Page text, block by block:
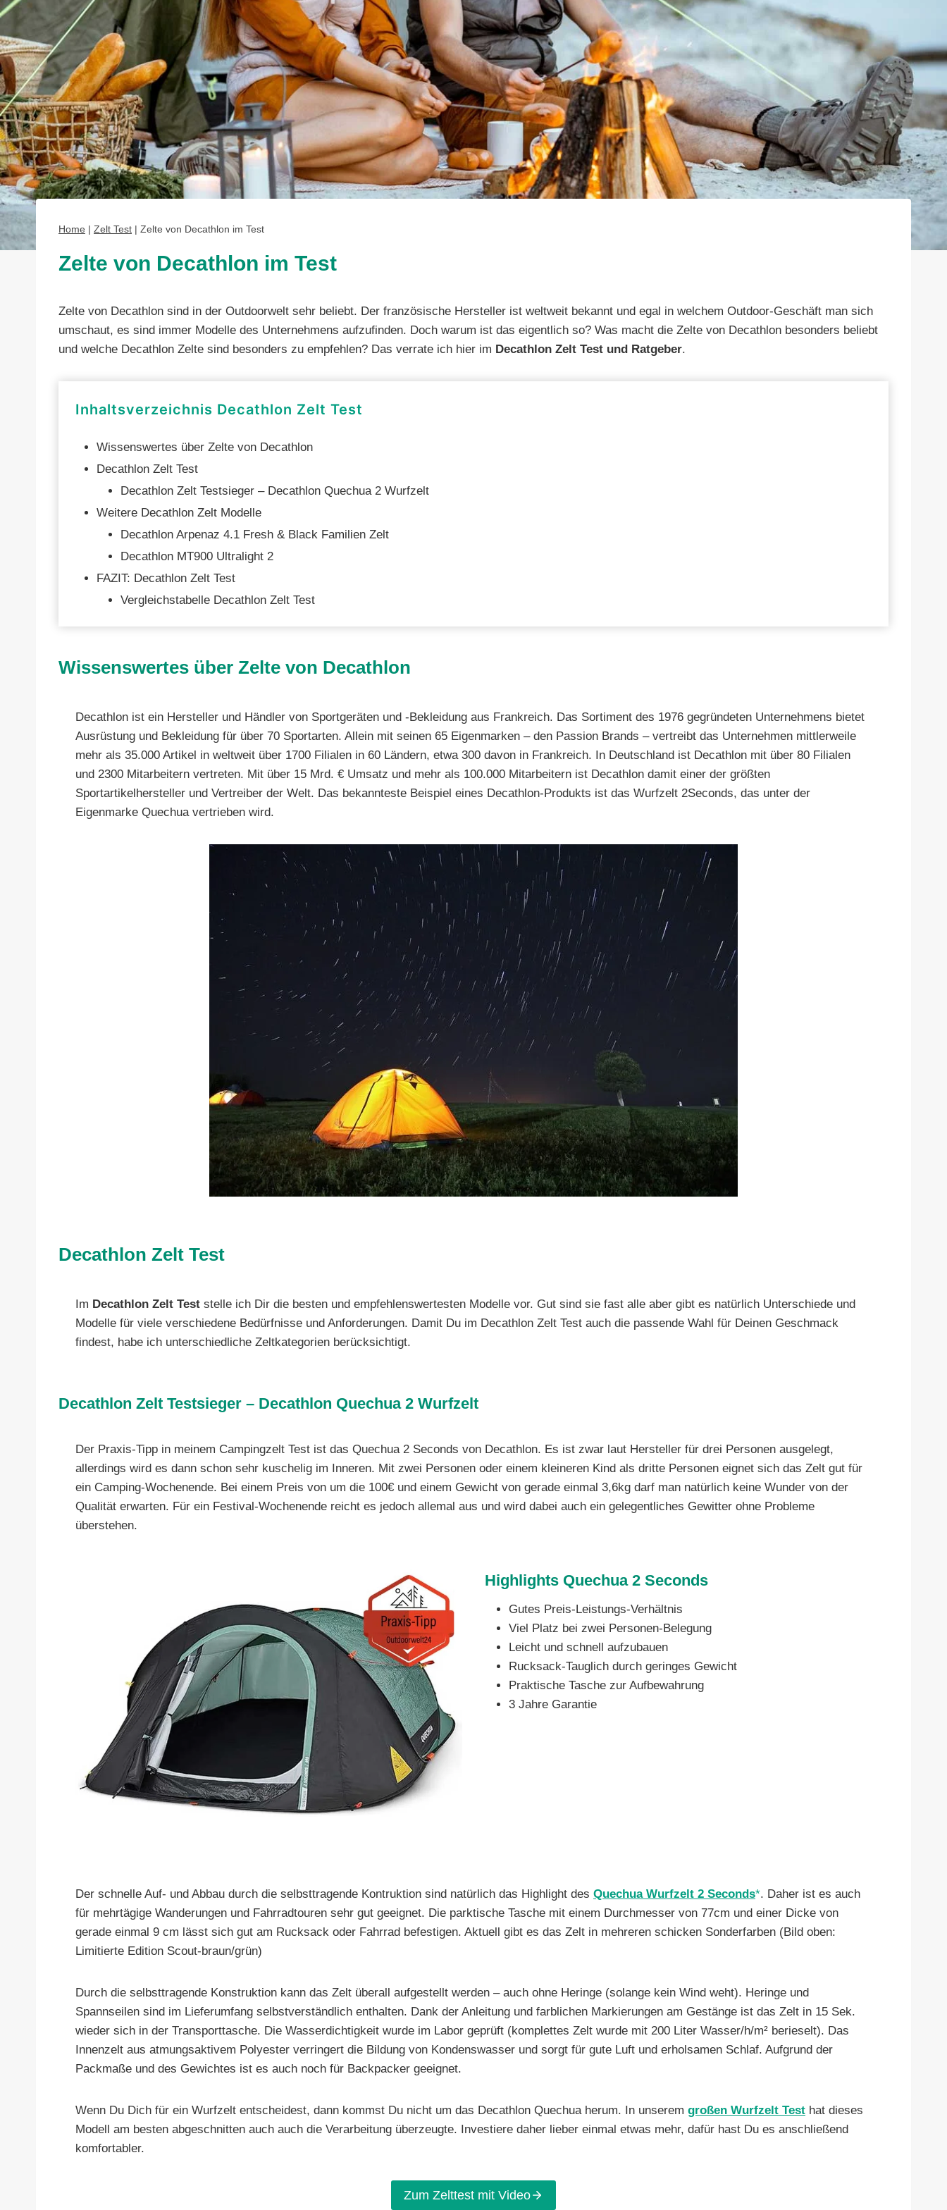
Home | Zelt Test | Zelte von Decathlon im Test
Zelte von Decathlon im Test
Zelte von Decathlon sind in der Outdoorwelt sehr beliebt. Der französische Hersteller ist weltweit bekannt und egal in welchem Outdoor-Geschäft man sich
umschaut, es sind immer Modelle des Unternehmens aufzufinden. Doch warum ist das eigentlich so? Was macht die Zelte von Decathlon besonders beliebt
und welche Decathlon Zelte sind besonders zu empfehlen? Das verrate ich hier im Decathlon Zelt Test und Ratgeber.
Inhaltsverzeichnis Decathlon Zelt Test
Wissenswertes über Zelte von Decathlon
Decathlon Zelt Test
Decathlon Zelt Testsieger – Decathlon Quechua 2 Wurfzelt
Weitere Decathlon Zelt Modelle
Decathlon Arpenaz 4.1 Fresh & Black Familien Zelt
Decathlon MT900 Ultralight 2
FAZIT: Decathlon Zelt Test
Vergleichstabelle Decathlon Zelt Test
Wissenswertes über Zelte von Decathlon
Decathlon ist ein Hersteller und Händler von Sportgeräten und -Bekleidung aus Frankreich. Das Sortiment des 1976 gegründeten Unternehmens bietet
Ausrüstung und Bekleidung für über 70 Sportarten. Allein mit seinen 65 Eigenmarken – den Passion Brands – vertreibt das Unternehmen mittlerweile
mehr als 35.000 Artikel in weltweit über 1700 Filialen in 60 Ländern, etwa 300 davon in Frankreich. In Deutschland ist Decathlon mit über 80 Filialen
und 2300 Mitarbeitern vertreten. Mit über 15 Mrd. € Umsatz und mehr als 100.000 Mitarbeitern ist Decathlon damit einer der größten
Sportartikelhersteller und Vertreiber der Welt. Das bekannteste Beispiel eines Decathlon-Produkts ist das Wurfzelt 2Seconds, das unter der
Eigenmarke Quechua vertrieben wird.
Decathlon Zelt Test
Im Decathlon Zelt Test stelle ich Dir die besten und empfehlenswertesten Modelle vor. Gut sind sie fast alle aber gibt es natürlich Unterschiede und
Modelle für viele verschiedene Bedürfnisse und Anforderungen. Damit Du im Decathlon Zelt Test auch die passende Wahl für Deinen Geschmack
findest, habe ich unterschiedliche Zeltkategorien berücksichtigt.
Decathlon Zelt Testsieger – Decathlon Quechua 2 Wurfzelt
Der Praxis-Tipp in meinem Campingzelt Test ist das Quechua 2 Seconds von Decathlon. Es ist zwar laut Hersteller für drei Personen ausgelegt,
allerdings wird es dann schon sehr kuschelig im Inneren. Mit zwei Personen oder einem kleineren Kind als dritte Personen eignet sich das Zelt gut für
ein Camping-Wochenende. Bei einem Preis von um die 100€ und einem Gewicht von gerade einmal 3,6kg darf man natürlich keine Wunder von der
Qualität erwarten. Für ein Festival-Wochenende reicht es jedoch allemal aus und wird dabei auch ein gelegentliches Gewitter ohne Probleme
überstehen.
Highlights Quechua 2 Seconds
Gutes Preis-Leistungs-Verhältnis
Viel Platz bei zwei Personen-Belegung
Leicht und schnell aufzubauen
Rucksack-Tauglich durch geringes Gewicht
Praktische Tasche zur Aufbewahrung
3 Jahre Garantie
Der schnelle Auf- und Abbau durch die selbsttragende Kontruktion sind natürlich das Highlight des Quechua Wurfzelt 2 Seconds . Daher ist es auch
für mehrtägige Wanderungen und Fahrradtouren sehr gut geeignet. Die parktische Tasche mit einem Durchmesser von 77cm und einer Dicke von
gerade einmal 9 cm lässt sich gut am Rucksack oder Fahrrad befestigen. Aktuell gibt es das Zelt in mehreren schicken Sonderfarben (Bild oben:
Limitierte Edition Scout-braun/grün)
Durch die selbsttragende Konstruktion kann das Zelt überall aufgestellt werden – auch ohne Heringe (solange kein Wind weht). Heringe und
Spannseilen sind im Lieferumfang selbstverständlich enthalten. Dank der Anleitung und farblichen Markierungen am Gestänge ist das Zelt in 15 Sek.
wieder sich in der Transporttasche. Die Wasserdichtigkeit wurde im Labor geprüft (komplettes Zelt wurde mit 200 Liter Wasser/h/m² berieselt). Das
Innenzelt aus atmungsaktivem Polyester verringert die Bildung von Kondenswasser und sorgt für gute Luft und erholsamen Schlaf. Aufgrund der
Packmaße und des Gewichtes ist es auch noch für Backpacker geeignet.
Wenn Du Dich für ein Wurfzelt entscheidest, dann kommst Du nicht um das Decathlon Quechua herum. In unserem großen Wurfzelt Test hat dieses
Modell am besten abgeschnitten auch auch die Verarbeitung überzeugte. Investiere daher lieber einmal etwas mehr, dafür hast Du es anschließend
komfortabler.
Zum Zelttest mit Video